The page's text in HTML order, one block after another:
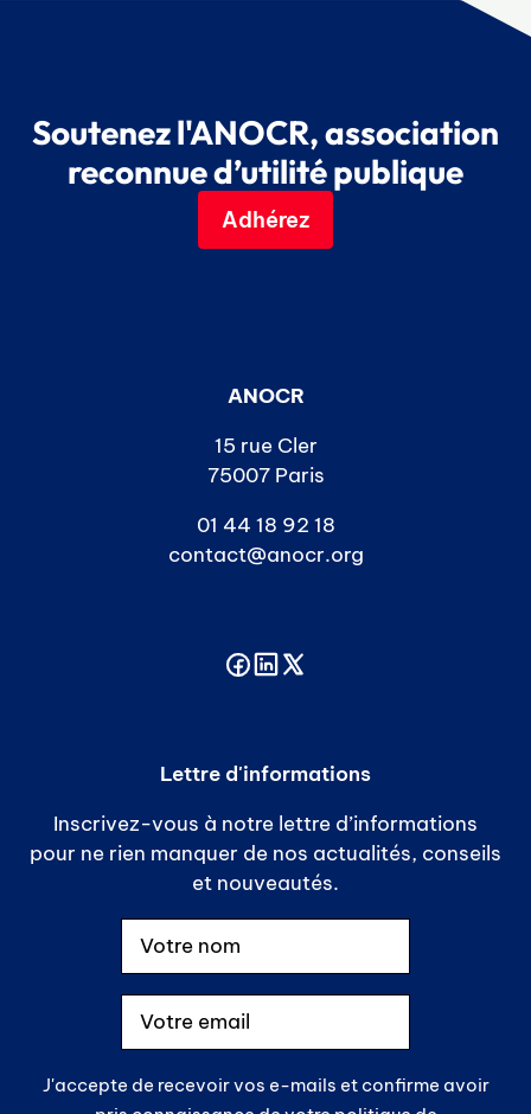
Soutenez l'ANOCR, association
reconnue d’utilité publique
Adhérez
ANOCR
15 rue Cler
75007 Paris
01 44 18 92 18
contact@anocr.org
Lettre d'informations
Inscrivez-vous à notre lettre d’informations
pour ne rien manquer de nos actualités, conseils
et nouveautés.
J'accepte de recevoir vos e-mails et confirme avoir